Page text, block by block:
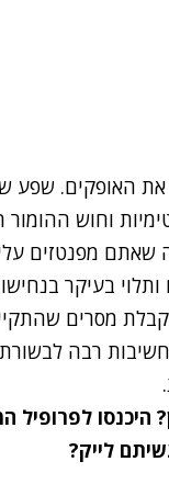
האופקים. שפע
וחוש
שאתם מפנטזים
בעיקר
וקבלת מסרים
רבה
? היכנסו לפרופיל